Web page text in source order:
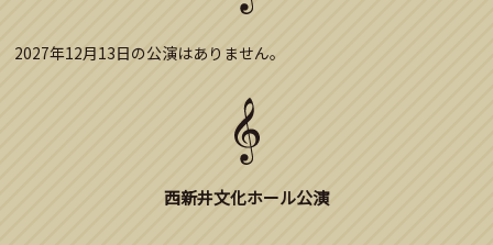
2027年12月13日の公演はありません。
西新井文化ホール公演